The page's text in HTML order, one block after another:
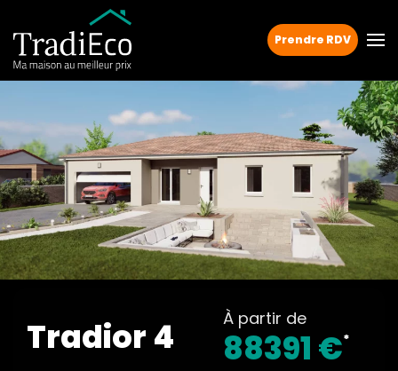
Prendre RDV
Tradior 4 À partir de
88391 €*